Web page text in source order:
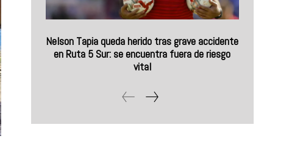
Nelson Tapia queda herido tras grave accidente
en Ruta 5 Sur: se encuentra fuera de riesgo
vital